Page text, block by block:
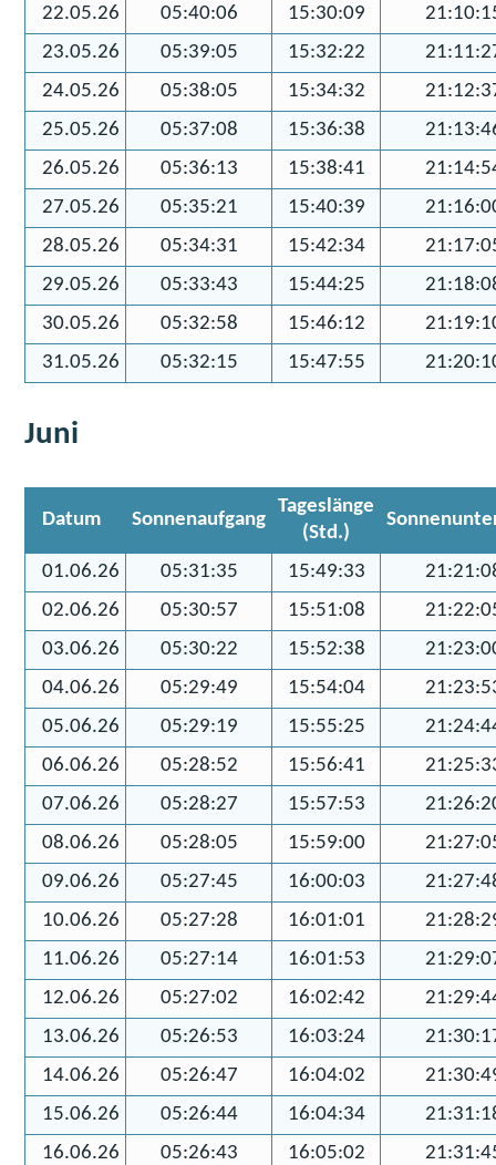
22.05.26 05:40:06 15:30:09
23.05.26
05:39:05 15:32:22
24.05.26
05:38:05 15:34:32
25.05.26
05:37:08 15:36:38
26.05.26
05:36:13 15:38:41
27.05.26
05:35:21 15:40:39
28.05.26
05:34:31 15:42:34
29.05.26
05:33:43 15:44:25
30.05.26
05:32:58 15:46:12
31.05.26
05:32:15 15:47:55
Juni
Datum Sonnenaufgang
Tageslänge
(Std.)
01.06.26 05:31:35 15:49:33
02.06.26
05:30:57 15:51:08
03.06.26
05:30:22 15:52:38
04.06.26
05:29:49 15:54:04
05.06.26
05:29:19 15:55:25
06.06.26
05:28:52 15:56:41
07.06.26
05:28:27 15:57:53
08.06.26
05:28:05 15:59:00
09.06.26
05:27:45 16:00:03
10.06.26
05:27:28 16:01:01
11.06.26
05:27:14 16:01:53
12.06.26
05:27:02 16:02:42
13.06.26
05:26:53 16:03:24
14.06.26
05:26:47 16:04:02
15.06.26
05:26:44 16:04:34
16.06.26
05:26:43 16:05:02